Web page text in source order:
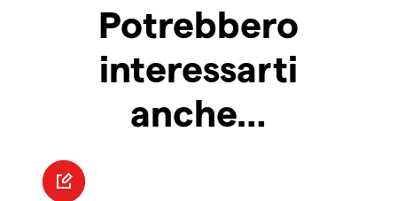
Potrebbero
interessarti
anche…